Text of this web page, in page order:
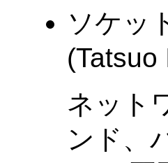
ソケッ
(Tatsuo
ネット
ンド、